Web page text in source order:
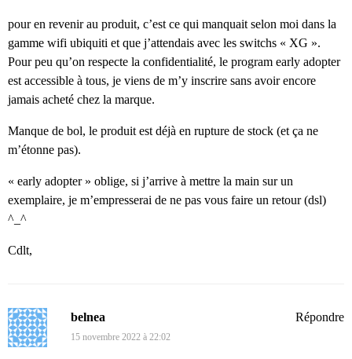
pour en revenir au produit, c’est ce qui manquait selon moi dans la
gamme wifi ubiquiti et que j’attendais avec les switchs « XG ».
Pour peu qu’on respecte la confidentialité, le program early adopter
est accessible à tous, je viens de m’y inscrire sans avoir encore
jamais acheté chez la marque.
Manque de bol, le produit est déjà en rupture de stock (et ça ne
m’étonne pas).
« early adopter » oblige, si j’arrive à mettre la main sur un
exemplaire, je m’empresserai de ne pas vous faire un retour (dsl)
^_^
Cdlt,
belnea
15 novembre 2022 à 22:02
Répondre